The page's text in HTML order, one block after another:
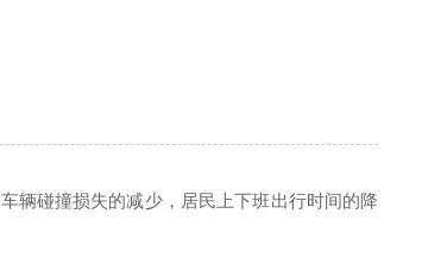
辆碰撞损失的减少，居民上下班出行时间的降